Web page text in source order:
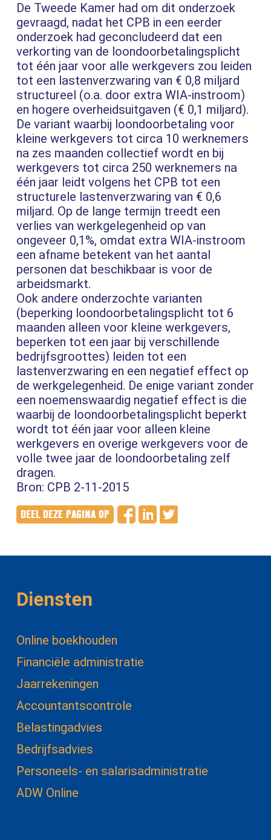
De Tweede Kamer had om dit onderzoek
gevraagd, nadat het CPB in een eerder
onderzoek had geconcludeerd dat een
verkorting van de loondoorbetalingsplicht
tot één jaar voor alle werkgevers zou leiden
tot een lastenverzwaring van € 0,8 miljard
structureel (o.a. door extra WIA-instroom)
en hogere overheidsuitgaven (€ 0,1 miljard).
De variant waarbij loondoorbetaling voor
kleine werkgevers tot circa 10 werknemers
na zes maanden collectief wordt en bij
werkgevers tot circa 250 werknemers na
één jaar leidt volgens het CPB tot een
structurele lastenverzwaring van € 0,6
miljard. Op de lange termijn treedt een
verlies van werkgelegenheid op van
ongeveer 0,1%, omdat extra WIA-instroom
een afname betekent van het aantal
personen dat beschikbaar is voor de
arbeidsmarkt.
Ook andere onderzochte varianten
(beperking loondoorbetalingsplicht tot 6
maanden alleen voor kleine werkgevers,
beperken tot een jaar bij verschillende
bedrijfsgroottes) leiden tot een
lastenverzwaring en een negatief effect op
de werkgelegenheid. De enige variant zonder
een noemenswaardig negatief effect is die
waarbij de loondoorbetalingsplicht beperkt
wordt tot één jaar voor alleen kleine
werkgevers en overige werkgevers voor de
volle twee jaar de loondoorbetaling zelf
dragen.
Bron: CPB 2-11-2015
Diensten
Online boekhouden
Financiële administratie
Jaarrekeningen
Accountantscontrole
Belastingadvies
Bedrijfsadvies
Personeels- en salarisadministratie
ADW Online